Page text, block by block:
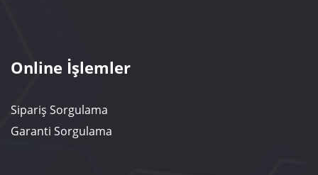
Online İşlemler
Sipariş Sorgulama
Garanti Sorgulama